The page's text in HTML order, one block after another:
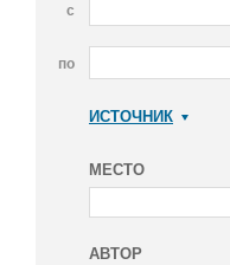
с
по
ИСТОЧНИК
МЕСТО
АВТОР